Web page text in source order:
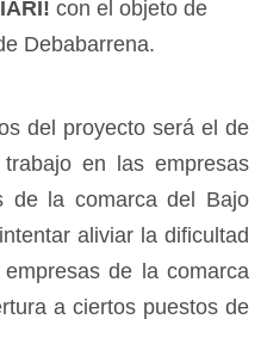
con el objeto de
Debabarrena.
del proyecto será el de
en las empresas
de la comarca del Bajo
aliviar la dificultad
de la comarca
a ciertos puestos de